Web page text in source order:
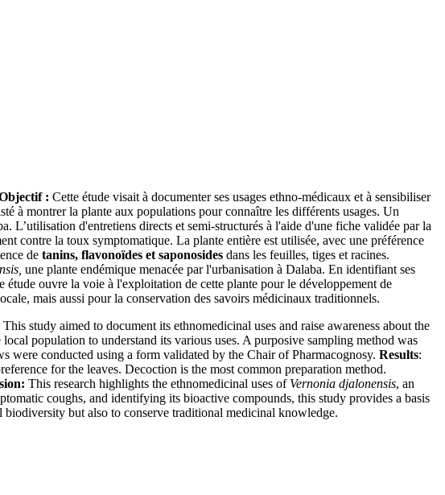
: Cette étude visait à documenter ses usages ethno-médicaux et à sensibiliser
à montrer la plante aux populations pour connaître les différents usages. Un
L’utilisation d'entretiens directs et semi-structurés à l'aide d'une fiche validée par la
contre la toux symptomatique. La plante entière est utilisée, avec une préférence
de tanins, flavonoïdes et saponosides dans les feuilles, tiges et racines.
une plante endémique menacée par l'urbanisation à Dalaba. En identifiant ses
ouvre la voie à l'exploitation de cette plante pour le développement de
mais aussi pour la conservation des savoirs médicinaux traditionnels.
This study aimed to document its ethnomedicinal uses and raise awareness about the
population to understand its various uses. A purposive sampling method was
were conducted using a form validated by the Chair of Pharmacognosy. Results:
for the leaves. Decoction is the most common preparation method.
This research highlights the ethnomedicinal uses of Vernonia djalonensis, an
coughs, and identifying its bioactive compounds, this study provides a basis
but also to conserve traditional medicinal knowledge.